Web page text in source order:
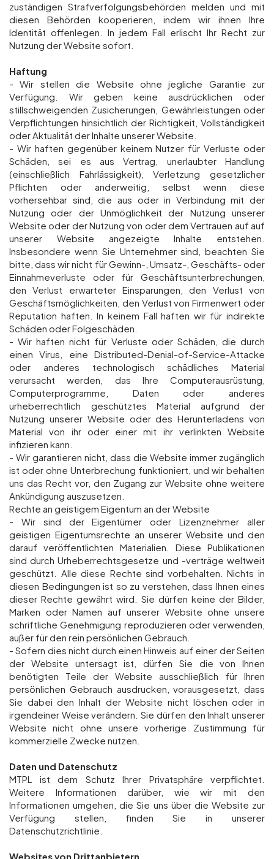
zuständigen Strafverfolgungsbehörden melden und mit
diesen Behörden kooperieren, indem wir ihnen Ihre
Identität offenlegen. In jedem Fall erlischt Ihr Recht zur
Nutzung der Website sofort.
Haftung
- Wir stellen die Website ohne jegliche Garantie zur
Verfügung. Wir geben keine ausdrücklichen oder
stillschweigenden Zusicherungen, Gewährleistungen oder
Verpflichtungen hinsichtlich der Richtigkeit, Vollständigkeit
oder Aktualität der Inhalte unserer Website.
- Wir haften gegenüber keinem Nutzer für Verluste oder
Schäden, sei es aus Vertrag, unerlaubter Handlung
(einschließlich Fahrlässigkeit), Verletzung gesetzlicher
Pflichten oder anderweitig, selbst wenn diese
vorhersehbar sind, die aus oder in Verbindung mit der
Nutzung oder der Unmöglichkeit der Nutzung unserer
Website oder der Nutzung von oder dem Vertrauen auf auf
unserer Website angezeigte Inhalte entstehen.
Insbesondere wenn Sie Unternehmer sind, beachten Sie
bitte, dass wir nicht für Gewinn-, Umsatz-, Geschäfts- oder
Einnahmeverluste oder für Geschäftsunterbrechungen,
den Verlust erwarteter Einsparungen, den Verlust von
Geschäftsmöglichkeiten, den Verlust von Firmenwert oder
Reputation haften. In keinem Fall haften wir für indirekte
Schäden oder Folgeschäden.
- Wir haften nicht für Verluste oder Schäden, die durch
einen Virus, eine Distributed-Denial-of-Service-Attacke
oder anderes technologisch schädliches Material
verursacht werden, das Ihre Computerausrüstung,
Computerprogramme, Daten oder anderes
urheberrechtlich geschütztes Material aufgrund der
Nutzung unserer Website oder des Herunterladens von
Material von ihr oder einer mit ihr verlinkten Website
infizieren kann.
- Wir garantieren nicht, dass die Website immer zugänglich
ist oder ohne Unterbrechung funktioniert, und wir behalten
uns das Recht vor, den Zugang zur Website ohne weitere
Ankündigung auszusetzen.
Rechte an geistigem Eigentum an der Website
- Wir sind der Eigentümer oder Lizenznehmer aller
geistigen Eigentumsrechte an unserer Website und den
darauf veröffentlichten Materialien. Diese Publikationen
sind durch Urheberrechtsgesetze und -verträge weltweit
geschützt. Alle diese Rechte sind vorbehalten. Nichts in
diesen Bedingungen ist so zu verstehen, dass Ihnen eines
dieser Rechte gewährt wird. Sie dürfen keine der Bilder,
Marken oder Namen auf unserer Website ohne unsere
schriftliche Genehmigung reproduzieren oder verwenden,
außer für den rein persönlichen Gebrauch.
- Sofern dies nicht durch einen Hinweis auf einer der Seiten
der Website untersagt ist, dürfen Sie die von Ihnen
benötigten Teile der Website ausschließlich für Ihren
persönlichen Gebrauch ausdrucken, vorausgesetzt, dass
Sie dabei den Inhalt der Website nicht löschen oder in
irgendeiner Weise verändern. Sie dürfen den Inhalt unserer
Website nicht ohne unsere vorherige Zustimmung für
kommerzielle Zwecke nutzen.
Daten und Datenschutz
MTPL ist dem Schutz Ihrer Privatsphäre verpflichtet.
Weitere Informationen darüber, wie wir mit den
Informationen umgehen, die Sie uns über die Website zur
Verfügung stellen, finden Sie in unserer
Datenschutzrichtlinie.
Websites von Drittanbietern